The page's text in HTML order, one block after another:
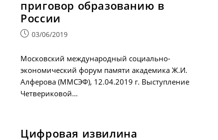
приговор образованию в
России
Запись03/06/2019
Московский международный социально-
экономический форум памяти академика Ж.И.
Алферова (ММСЭФ), 12.04.2019 г. Выступление
Четвериковой…
Цифровая извилина